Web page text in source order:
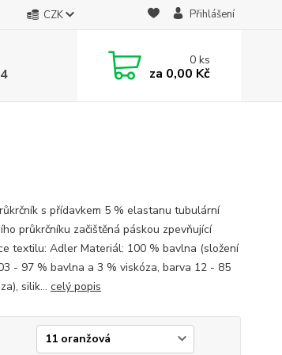
CZK Přihlášení
0ks
za 0,00 Kč
s přídavkem 5 % elastanu tubulární
průkrčníku začištěná páskou zpevňující
textilu: Adler Materiál: 100 % bavlna (složení
- 97 % bavlna a 3 % viskóza, barva 12 - 85
silik... celý popis